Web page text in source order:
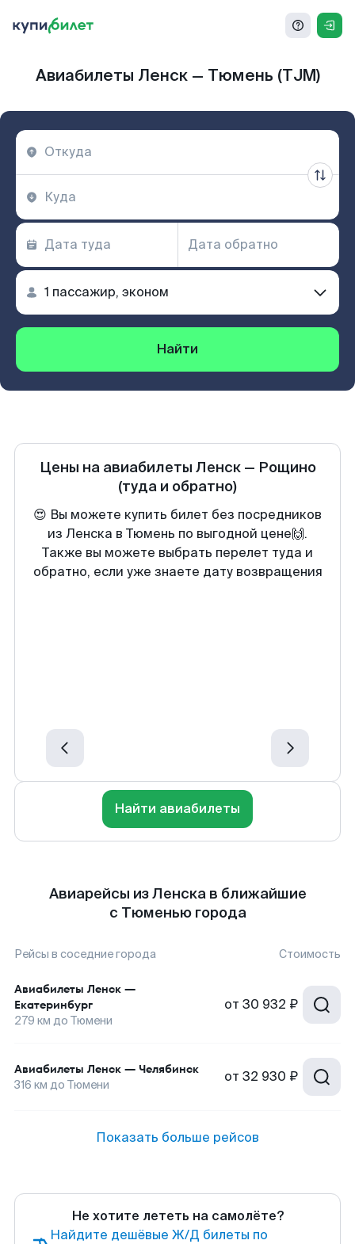
Авиабилеты Ленск — Тюмень (TJM)
Найти
Цены на авиабилеты Ленск— Рощино
(туда и обратно)
😍 Вы можете купить билет без посредников
из Ленска в Тюмень по выгодной цене🙌.
Также вы можете выбрать перелет туда и
обратно, если уже знаете дату возвращения
Найти авиабилеты
Авиарейсы из Ленска в ближайшие
с Тюменью города
Рейсы в соседние города Стоимость
Авиабилеты Ленск —
Екатеринбург
279 км до Тюмени
от 30 932 ₽
Авиабилеты Ленск — Челябинск
316 км до Тюмени от 32 930 ₽
Показать больше рейсов
Не хотите лететь на самолёте?
Найдите дешёвые Ж/Д билеты по